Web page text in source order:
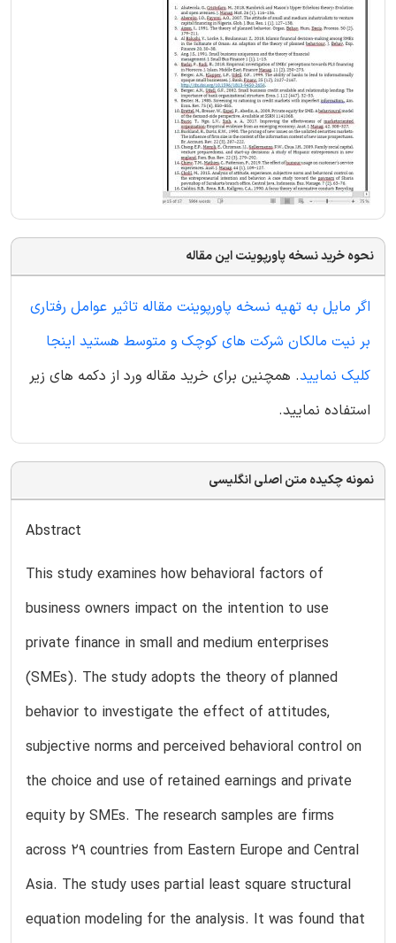
نحوه خرید نسخه پاورپوینت این مقاله
اگر مایل به تهیه نسخه پاورپوینت مقاله تاثیر عوامل رفتاری
بر نیت مالکان شرکت های کوچک و متوسط هستید اینجا
کلیک نمایید. همچنین برای خرید مقاله ورد از دکمه های زیر
استفاده نمایید.
نمونه چکیده متن اصلی انگلیسی
Abstract
This study examines how behavioral factors of
business owners impact on the intention to use
private finance in small and medium enterprises
(SMEs). The study adopts the theory of planned
behavior to investigate the effect of attitudes,
subjective norms and perceived behavioral control on
the choice and use of retained earnings and private
equity by SMEs. The research samples are firms
across 29 countries from Eastern Europe and Central
Asia. The study uses partial least square structural
equation modeling for the analysis. It was found that